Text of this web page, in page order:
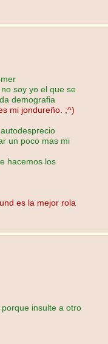
soy yo el que se
demografia
mi jondureño. ;^)
un poco mas mi
hacemos los
es la mejor rola
insulte a otro